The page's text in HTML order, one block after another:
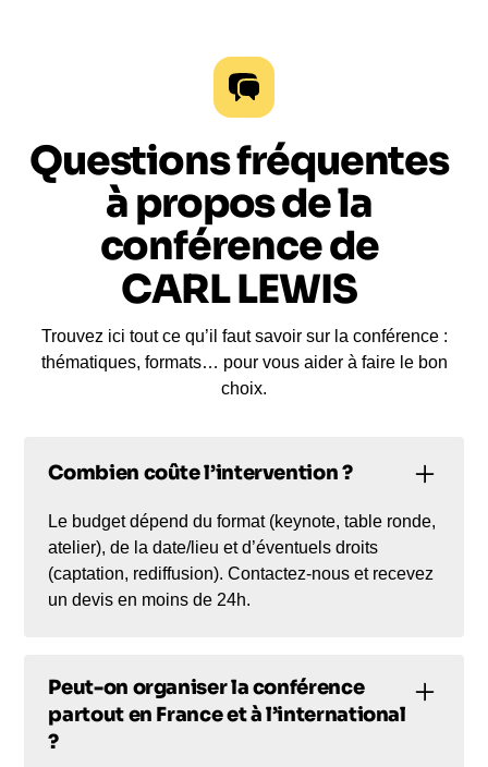
Questions fréquentes
à propos de la
conférence de
CARL LEWIS
Trouvez ici tout ce qu’il faut savoir sur la conférence :
thématiques, formats… pour vous aider à faire le bon
choix.
Combien coûte l’intervention ?
Le budget dépend du format (keynote, table ronde,
atelier), de la date/lieu et d’éventuels droits
(captation, rediffusion). Contactez-nous et recevez
un devis en moins de 24h.
Peut-on organiser la conférence
partout en France et à l’international
?